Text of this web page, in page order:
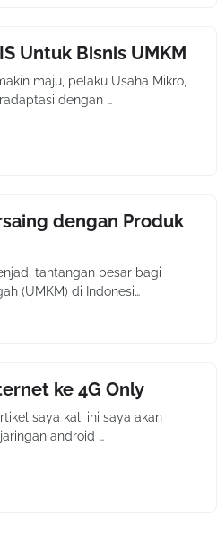
Untuk Bisnis UMKM
maju, pelaku Usaha Mikro,
dengan …
dengan Produk
tantangan besar bagi
(UMKM) di Indonesi…
ke 4G Only
saya kali ini saya akan
android …